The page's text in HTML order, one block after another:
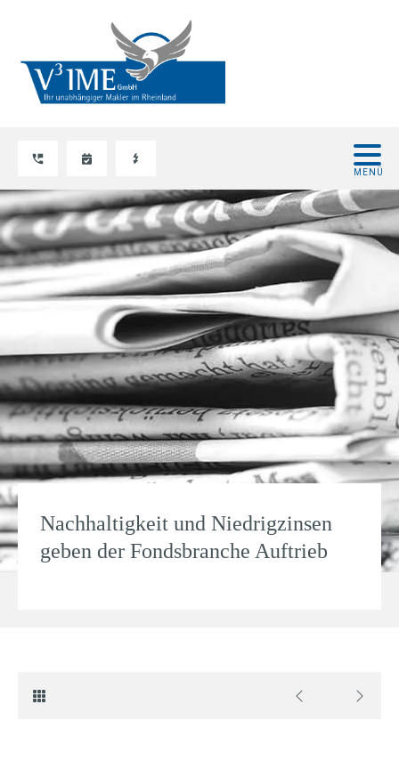
Nachhaltigkeit und Niedrigzinsen
geben der Fondsbranche Auftrieb